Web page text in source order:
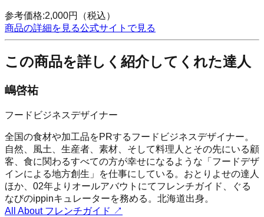
参考価格:2,000円
（税込）
商品の詳細を見る公式サイトで見る
この商品を詳しく紹介してくれた達人
嶋啓祐
フードビジネスデザイナー
全国の食材や加工品をPRするフードビジネスデザイナー。
自然、風土、生産者、素材、そして料理人とその先にいる顧
客、食に関わるすべての方が幸せになるような「フードデザ
インによる地方創生」を仕事にしている。おとりよせの達人
ほか、02年よりオールアバウトにてフレンチガイド、ぐる
なびのippinキュレーターを務める。北海道出身。
All About フレンチガイド ↗